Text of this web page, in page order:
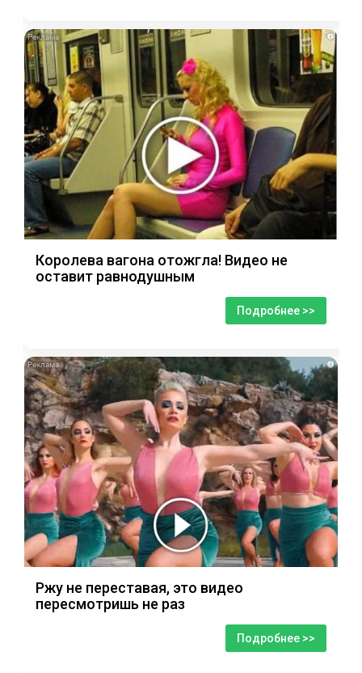
i
Королева вагона отожгла! Видео не
оставит равнодушным
Подробнее >>
i
Ржу не переставая, это видео
пересмотришь не раз
Подробнее >>